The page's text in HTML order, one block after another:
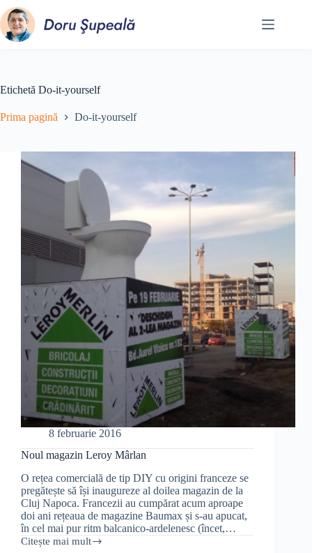
Sari
la
conținut
Etichetă Do-it-yourself
Prima pagină Do-it-yourself
8 februarie 2016
Noul magazin Leroy Mârlan
O rețea comercială de tip DIY cu origini franceze se
pregătește să își inaugureze al doilea magazin de la
Cluj Napoca. Francezii au cumpărat acum aproape
doi ani rețeaua de magazine Baumax și s-au apucat,
în cel mai pur ritm balcanico-ardelenesc (încet,…
Citește mai mult
Noul